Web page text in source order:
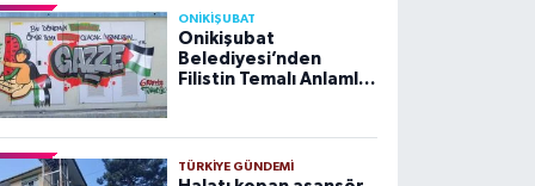
ONİKİŞUBAT
Onikişubat
Belediyesi’nden
Filistin Temalı Anlamlı
TÜRKIYE GÜNDEMI